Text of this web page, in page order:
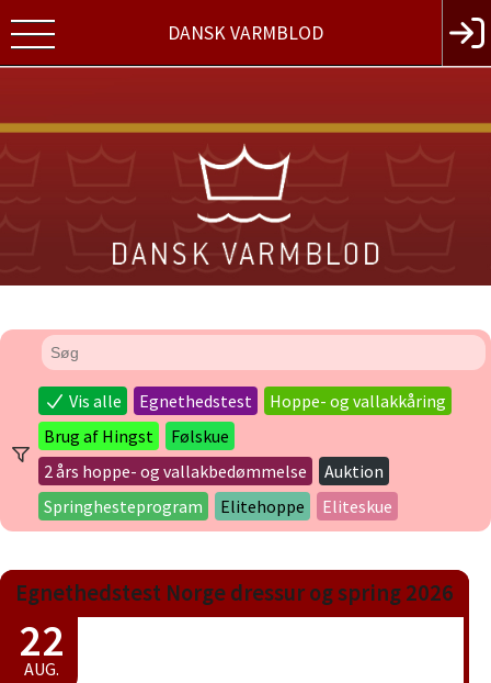
DANSK VARMBLOD
Vis alle Egnethedstest
Hoppe- og vallakkåring
Brug af Hingst
Følskue
2 års hoppe- og vallakbedømmelse
Auktion
Springhesteprogram
Elitehoppe Eliteskue
Egnethedstest Norge dressur og spring 2026
22
AUG.